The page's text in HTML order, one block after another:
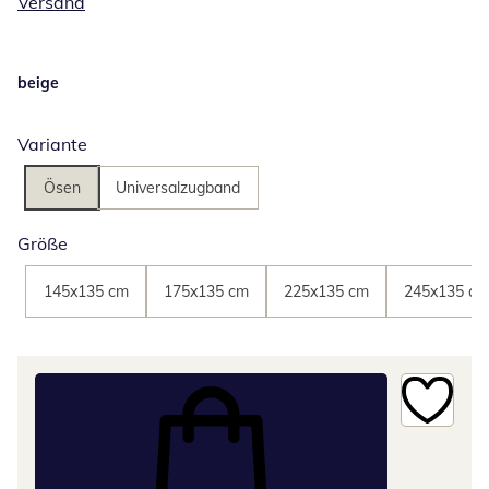
beige
Variante
Ösen Universalzugband
Größe
145x135 cm 175x135 cm 225x135 cm 245x135 cm